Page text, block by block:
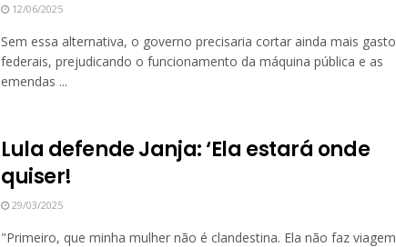
12/06/2025
Sem essa alternativa, o governo precisaria cortar ainda mais
federais, prejudicando o funcionamento da máquina pública e as
emendas ...
Lula defende Janja: ‘Ela estará onde
quiser!
29/03/2025
"Primeiro, que minha mulher não é clandestina. Ela não faz viagem